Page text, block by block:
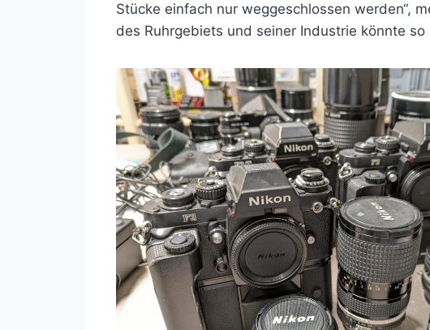
Stücke einfach nur weggeschlossen werden“,
des Ruhrgebiets und seiner Industrie könnte